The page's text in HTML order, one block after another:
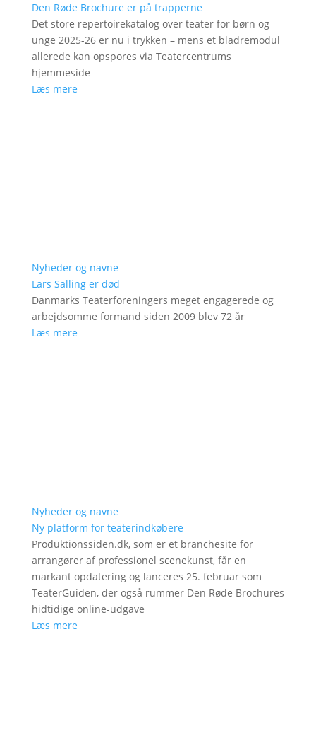
Den Røde Brochure er på trapperne
Det store repertoirekatalog over teater for børn og
unge 2025-26 er nu i trykken – mens et bladremodul
allerede kan opspores via Teatercentrums
hjemmeside
Læs mere
Nyheder og navne
Lars Salling er død
Danmarks Teaterforeningers meget engagerede og
arbejdsomme formand siden 2009 blev 72 år
Læs mere
Nyheder og navne
Ny platform for teaterindkøbere
Produktionssiden.dk, som er et branchesite for
arrangører af professionel scenekunst, får en
markant opdatering og lanceres 25. februar som
TeaterGuiden, der også rummer Den Røde Brochures
hidtidige online-udgave
Læs mere